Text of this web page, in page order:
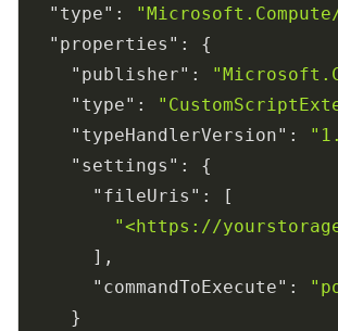
"type" :
"properties" : {
"publisher" :
"type" :
"typeHandlerVersion" :
"settings" : {
"fileUris" : [
"<https://
      ],
"commandToExecute" :
    }